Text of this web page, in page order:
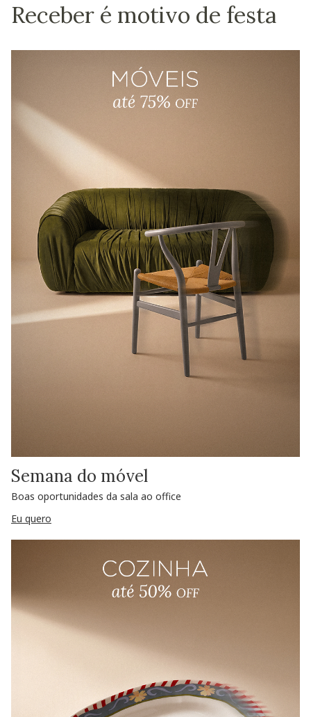
Receber é motivo de festa
Semana do móvel
Boas oportunidades da sala ao office
Eu quero